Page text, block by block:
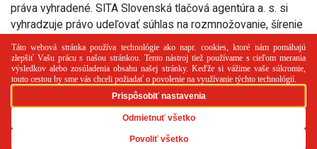
práva vyhradené. SITA Slovenská tlačová agentúra a. s. si
vyhradzuje právo udeľovať súhlas na rozmnožovanie, šírenie
a na verejný prenos tohto článku a jeho častí.
PR článok
používania cookies
RSS